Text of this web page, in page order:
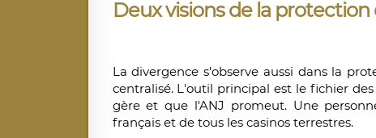
Deux visions de la
La divergence s'observe aussi dans la
centralisé. L'outil principal est le fichier des
gère et que l'ANJ promeut. Une
français et de tous les casinos terrestres.